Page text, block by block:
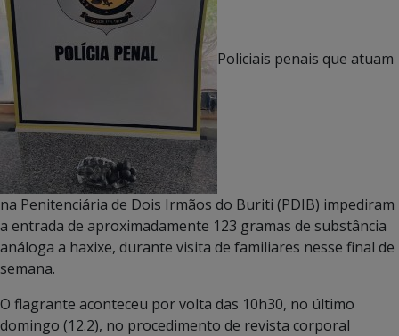
Policiais penais que atuam
na Penitenciária de Dois Irmãos do Buriti (PDIB) impediram
a entrada de aproximadamente 123 gramas de substância
análoga a haxixe, durante visita de familiares nesse final de
semana.
O flagrante aconteceu por volta das 10h30, no último
domingo (12.2), no procedimento de revista corporal